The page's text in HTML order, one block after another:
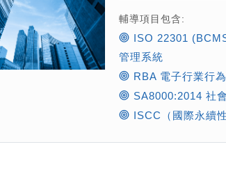
輔導項目包含:
ISO 22301
管理系統
RBA 電子行業行
SA8000:2014 社
ISCC（國際永續